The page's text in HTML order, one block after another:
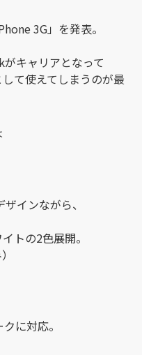
3G」を発表。
キャリアとなって
て使えてしまうのが最
インながら、
トの2色展開。
に対応。